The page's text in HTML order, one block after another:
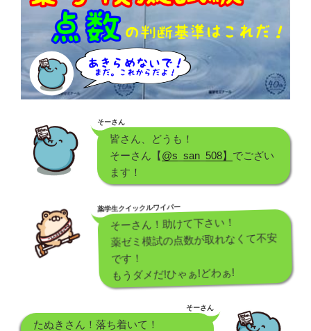
そーさん
皆さん、どうも！
そーさん【@s_san_508】 でござい
ます！
薬学生クイックルワイパー
そーさん！助けて下さい！
薬ゼミ模試の点数が取れなくて不安
です！
もうダメだ!ひゃぁ!どわぁ!
そーさん
たぬきさん！落ち着いて！